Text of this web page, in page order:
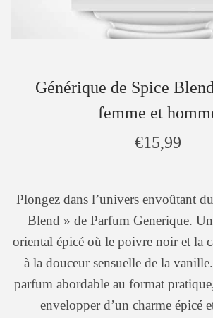
Générique de Spice
femme et
€15,99
Plongez dans l’univers envoûtant
Blend » de Parfum Generique.
oriental épicé où le poivre noir et la
à la douceur sensuelle de la
parfum abordable au format
envelopper d’un charme épicé